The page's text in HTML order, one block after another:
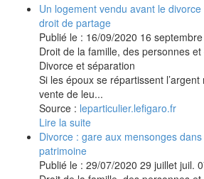
Un logement vendu avant le divorce
droit de partage
Publié le : 16/09/2020 16 septembre
Droit de la famille, des personnes
Divorce et séparation
Si les époux se répartissent
vente de leu...
Source : leparticulier.lefigaro.fr
Lire la suite
Divorce : gare aux mensonges
patrimoine
Publié le : 29/07/2020 29 juillet juil.